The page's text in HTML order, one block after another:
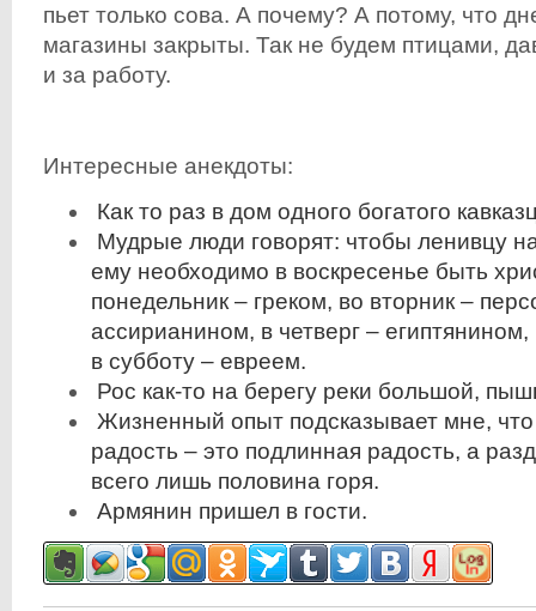
пьет только сова. А почему? А потому, что
магазины закрыты. Так не будем птицами,
и за работу.
Интересные анекдоты:
Как то раз в дом одного богатого
Мудрые люди говорят: чтобы ленивцу
ему необходимо в воскресенье быть
понедельник – греком, во вторник –
ассирианином, в четверг –
в субботу – евреем.
Рос как-то на берегу реки большой,
Жизненный опыт подсказывает мне,
радость – это подлинная радость, а
всего лишь половина горя.
Армянин пришел в гости.